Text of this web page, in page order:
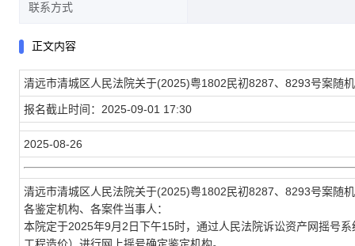
联系方式
正文内容
清远市清城区人民法院关于(2025)粤1802民初8287、8293号案随
报名截止时间：2025-09-01 17:30
2025-08-26
清远市清城区人民法院关于(2025)粤1802民初8287、 8293号案随
各鉴定机构、各案件当事人：
本院定于2025年9月 2 日下午15时，通过人民法院诉讼资产网摇号